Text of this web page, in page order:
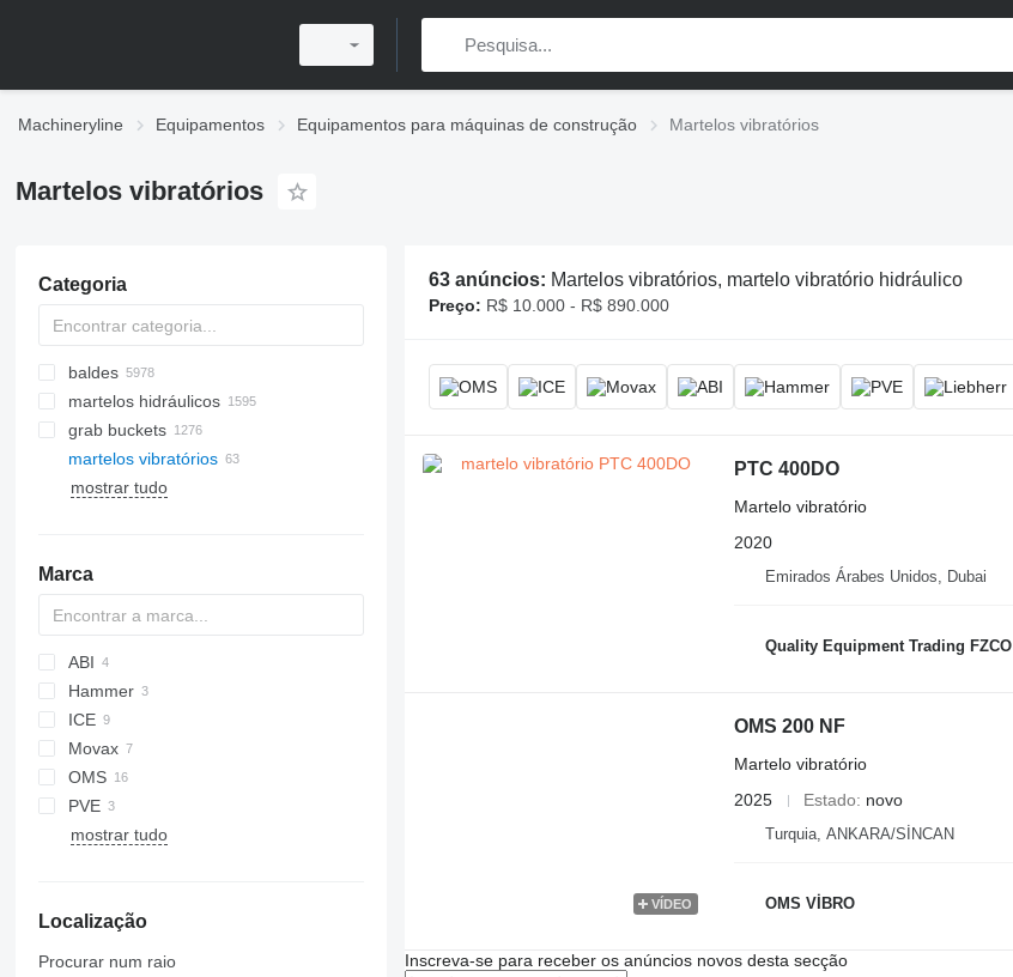
Machineryline Equipamentos Equipamentos para máquinas de construção Martelos vibratórios
Martelos vibratórios
Categoria
baldes
baldes escavadoras
baldes frontais
baldes de nivelamento
baldes de crivagem
martelos hidráulicos
grab buckets
perfurador de solos
tubos de sondagem
lingas de elevação
garfos de guindaste
martelos vibratórios
moldes para blocos de cimento
mostrar tudo
Marca
ABI
D-series
Hammer
HS
ICE
216
223
Movax
OMS
PVE
mostrar tudo
Localização
Procurar num raio
63 anúncios: Martelos vibratórios, martelo vibratório hidráulico
Preço: R$ 10.000 - R$ 890.000
PTC 400DO
Martelo vibratório
2020
Emirados Árabes Unidos, Dubai
Quality Equipment Trading FZCO
VÍDEO
OMS 200 NF
Martelo vibratório
2025
Estado novo
Turquia, ANKARA/SİNCAN
OMS VİBRO
Inscreva-se para receber os anúncios novos desta secção